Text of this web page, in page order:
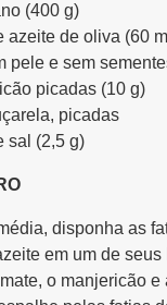
(400 g)
azeite de oliva (60
pele e sem
picadas (10 g)
picadas
sal (2,5 g)
disponha as
em um de seus
o manjericão e